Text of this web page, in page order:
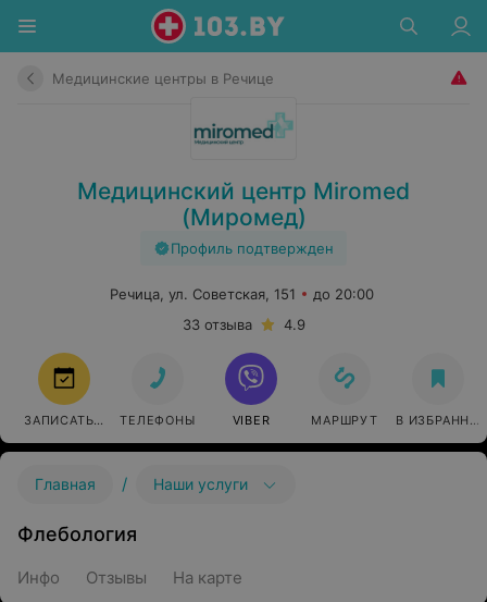
Медицинские центры в Речице
Медицинский центр Miromed
(Миромед)
Профиль подтвержден
Речица, ул. Советская, 151
до 20:00
33 отзыва
4.9
ЗАПИСАТЬСЯ ТЕЛЕФОНЫ VIBER МАРШРУТ В ИЗБРАННОЕ
Главная / Наши услуги
Флебология
Инфо Отзывы На карте